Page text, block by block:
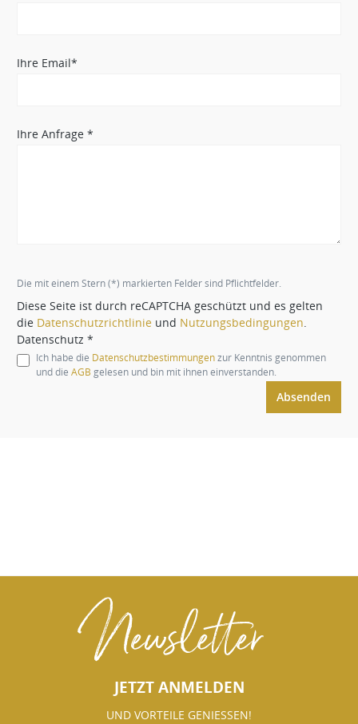
Ihre Email*
Ihre Anfrage *
Die mit einem Stern (*) markierten Felder sind Pflichtfelder.
Diese Seite ist durch reCAPTCHA geschützt und es gelten
die Datenschutzrichtlinie und Nutzungsbedingungen
Datenschutz *
Ich habe die Datenschutzbestimmungenzur Kenntnis genommen
und die AGB gelesen und bin mit ihnen einverstanden.
Absenden
Newsletter
JETZT ANMELDEN
UND VORTEILE GENIESSEN!